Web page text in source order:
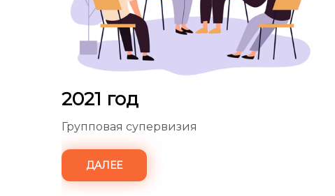
2021 год
Групповая супервизия
ДАЛЕЕ